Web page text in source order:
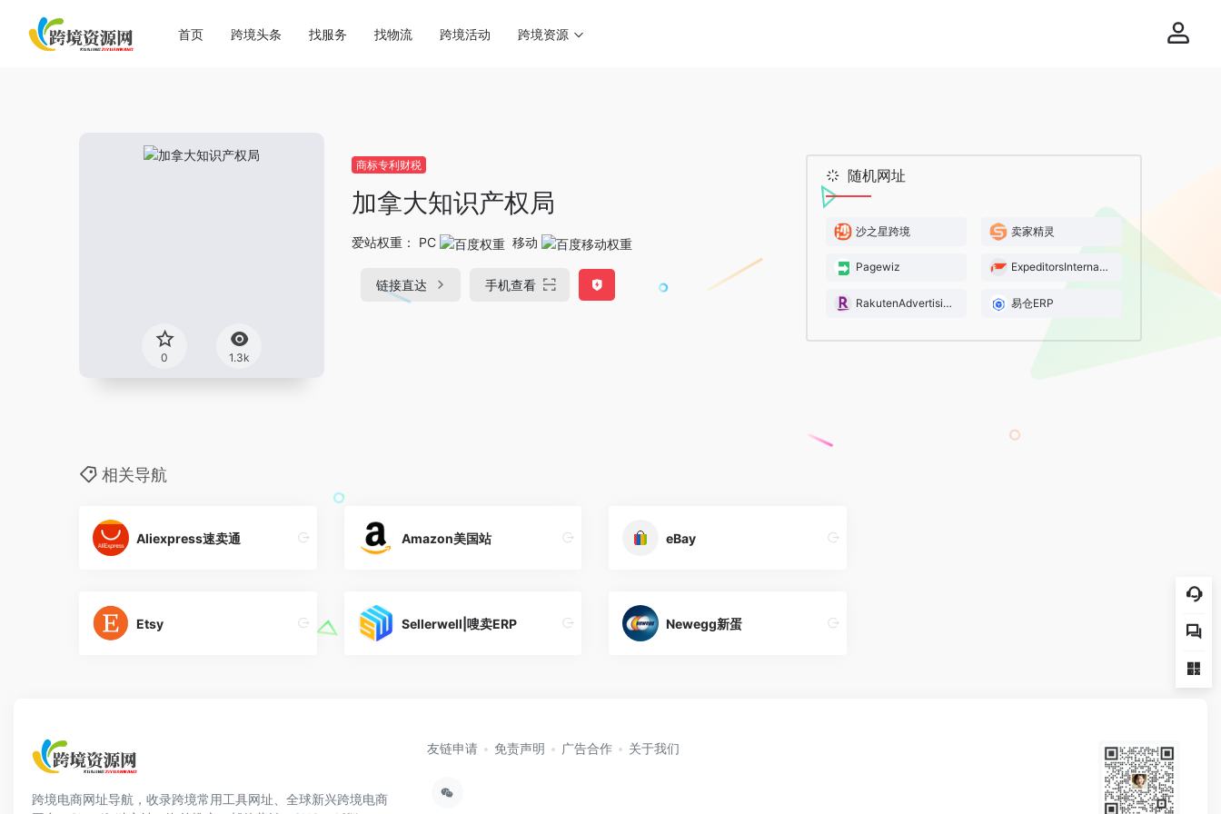
首页 跨境头条 找服务 找物流 跨境活动 跨境资源
0 1.3k
商标专利财税
加拿大知识产权局
爱站权重： PC 移动
链接直达 手机查看
随机网址
沙之星跨境 卖家精灵
Pagewiz ExpeditorsInternational康捷
RakutenAdvertising 易仓ERP
相关导航
Aliexpress速卖通 Amazon美国站 eBay
Etsy Sellerwell|嗖卖ERP Newegg新蛋
跨境电商网址导航，收录跨境常用工具网址、全球新兴跨境电商
友链申请 免责声明 广告合作 关于我们